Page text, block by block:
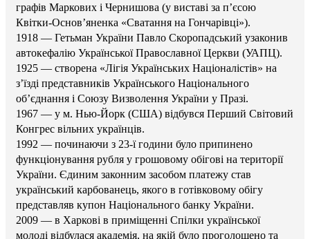
графів Маркових і Чернишова (у виставі за п’єсою
Квітки-Основ’яненка «Сватання на Гончарівці»).
1918 — Гетьман України Павло Скоропадський узаконив
автокефалію Української Православної Церкви (УАПЦ).
1925 — створена «Лігія Українських Націоналістів» на
з’їзді представників Українського Національного
об’єднання i Союзу Визволення України у Празі.
1967 — у м. Нью-Йорк (США) відбувся Перший Світовий
Конгрес вільних українців.
1992 — починаючи з 23-ї години було припинено
функціонування рубля у грошовому обігові на території
України. Єдиним законним засобом платежу став
український карбованець, якого в готівковому обігу
представляв купон Національного банку України.
2009 — в Харкові в приміщенні Спілки української
молоді відбулася академія, на якій було проголошено та